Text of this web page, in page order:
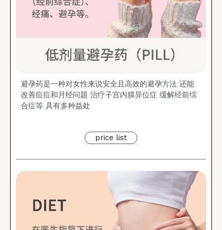
避孕药是一种对女性来说安全且高效的避孕方法 还能
改善痘痘和月经问题 治疗子宫内膜异位症 缓解经前综
合症等 具有多种益处
price list